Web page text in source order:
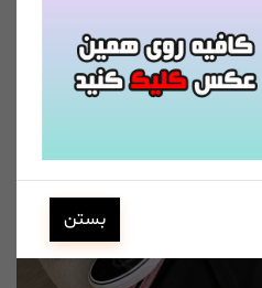
بستن